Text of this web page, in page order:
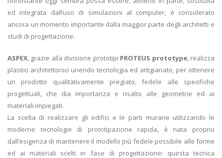
ed integrata dall’uso di simulazioni al computer, è considerato
ancora un momento importante dalla maggior parte degli architetti e
studi di progettazione.
ASPEX, grazie alla divisione prototipi PROTEUS prototype, realizza
plastici architettonici unendo tecnologia ed artigianato, per ottenere
un prodotto qualitativamente pregiato, fedele alle specifiche
progettuali, che dia importanza e risalto alle geometrie ed ai
materiali impiegati.
La scelta di realizzare gli edifici e le parti murarie utilizzando le
moderne tecnologie di prototipazione rapida, è nata proprio
dall’esigenza di mantenere il modello più fedele possibile alle forme
ed ai materiali scelti in fase di progettazione: questa tecnica